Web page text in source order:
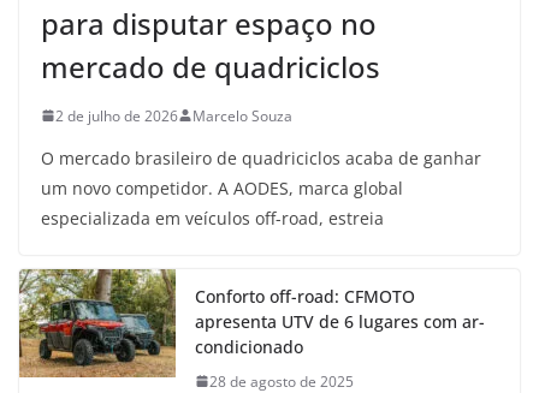
para disputar espaço no
mercado de quadriciclos
2 de julho de 2026 Marcelo Souza
O mercado brasileiro de quadriciclos acaba de ganhar
um novo competidor. A AODES, marca global
especializada em veículos off-road, estreia
Conforto off-road: CFMOTO
apresenta UTV de 6 lugares com ar-
condicionado
28 de agosto de 2025